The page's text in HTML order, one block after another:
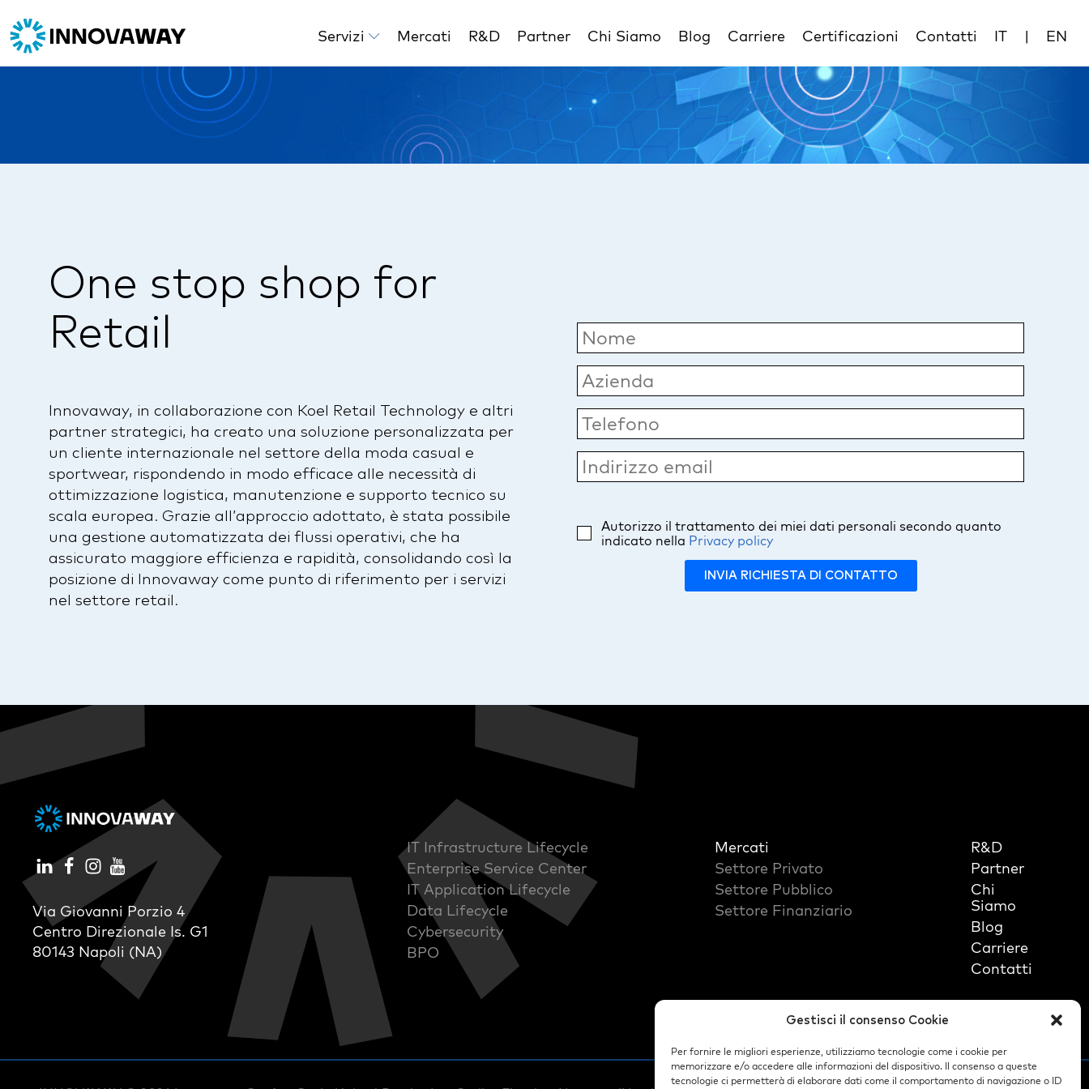
Gestisci il consenso Cookie
Per fornire le migliori esperienze, utilizziamo tecnologie come i cookie per
memorizzare e/o accedere alle informazioni del dispositivo. Il consenso a queste
tecnologie ci permetterà di elaborare dati come il comportamento di navigazione o ID
Servizi Mercati R&D Partner Chi Siamo Blog Carriere Certificazioni Contatti IT | EN
One stop shop for
Retail
Innovaway, in collaborazione con Koel Retail Technology e altri
partner strategici, ha creato una soluzione personalizzata per
un cliente internazionale nel settore della moda casual e
sportwear, rispondendo in modo efficace alle necessità di
ottimizzazione logistica, manutenzione e supporto tecnico su
scala europea. Grazie all’approccio adottato, è stata possibile
una gestione automatizzata dei flussi operativi, che ha
assicurato maggiore efficienza e rapidità, consolidando così la
posizione di Innovaway come punto di riferimento per i servizi
nel settore retail.
Autorizzo il trattamento dei miei dati personali secondo quanto
indicato nella Privacy policy
INVIA RICHIESTA DI CONTATTO
Via Giovanni Porzio 4
Centro Direzionale Is. G1
80143 Napoli (NA)
IT Infrastructure Lifecycle
Enterprise Service Center
IT Application Lifecycle
Data Lifecycle
Cybersecurity
BPO
Mercati
Settore Privato
Settore Pubblico
Settore Finanziario
R&D
Partner
Chi
Siamo
Blog
Carriere
Contatti